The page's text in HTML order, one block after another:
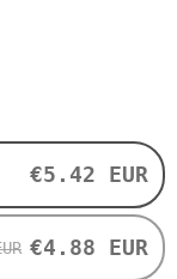
€5.42 EUR
€4.88 EUR